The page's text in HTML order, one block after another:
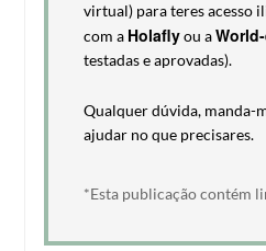
virtual) para teres acesso
com a Holaflyou a
testadas e aprovadas).
Qualquer dúvida, manda-
ajudar no que precisares.
*Esta publicação contém